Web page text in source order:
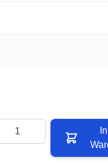
Menge